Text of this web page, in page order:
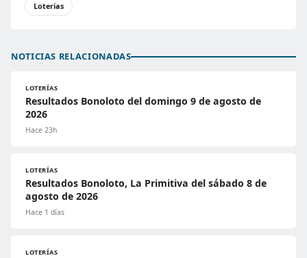
Loterías
NOTICIAS RELACIONADAS
LOTERÍAS
Resultados Bonoloto del domingo 9 de agosto de
2026
Hace 23h
LOTERÍAS
Resultados Bonoloto, La Primitiva del sábado 8 de
agosto de 2026
Hace 1 días
LOTERÍAS